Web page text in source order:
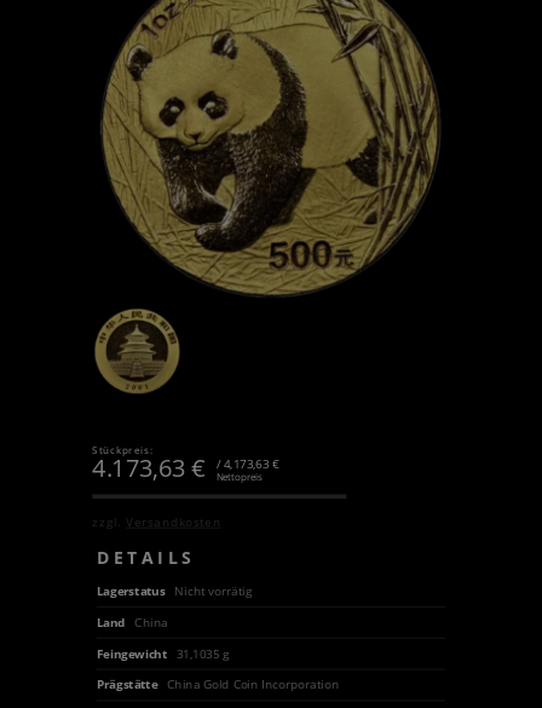
Stückpreis:
4.173,63€ / 4,173,63 €
Nettopreis
zzgl.Versandkosten
DETAILS
Lagerstatus Nicht vorrätig
Land
China
Feingewicht
31,1035 g
Prägstätte China Gold Coin Incorporation